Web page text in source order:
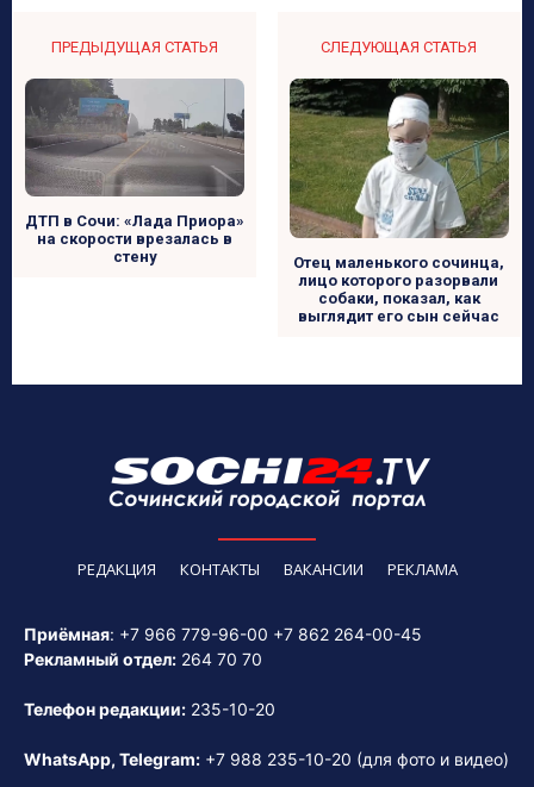
ПРЕДЫДУЩАЯ СТАТЬЯ
ДТП в Сочи: «Лада Приора»
на скорости врезалась в
стену
СЛЕДУЮЩАЯ СТАТЬЯ
Отец маленького сочинца,
лицо которого разорвали
собаки, показал, как
выглядит его сын сейчас
РЕДАКЦИЯ КОНТАКТЫ ВАКАНСИИ РЕКЛАМА
Приёмная: +7 966 779-96-00 +7 862 264-00-45
Рекламный отдел: 264 70 70
Телефон редакции: 235-10-20
WhatsApp, Telegram: +7 988 235-10-20 (для фото и видео)